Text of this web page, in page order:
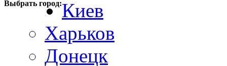
Выбрать город:Киев
Харьков
Донецк